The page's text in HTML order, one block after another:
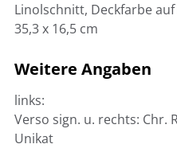
Linolschnitt, Deckfarbe
35,3 x 16,5 cm
Weitere Angaben
links:
Verso sign. u. rechts: Chr.
Unikat